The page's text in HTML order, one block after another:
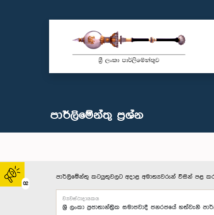
02
පාර්ලි‌මේන්තු‌ ප්‍රශ්න
පාර්ලිමේන්තු කටයුතුවලට අදාළ අමාත්‍යවරුන් විසින් පළ
ව්‍යවස්ථාදායකය